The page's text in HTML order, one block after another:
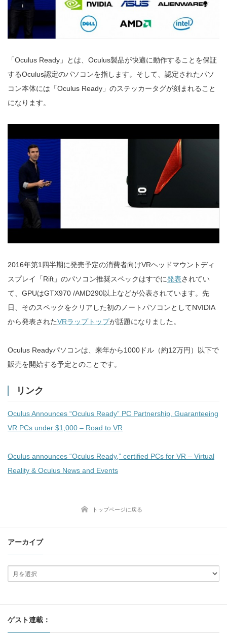
「Oculus Ready」とは、Oculus製品が快適に動作することを保証
するOculus認定のパソコンを指します。そして、認定されたパソ
コン本体には「Oculus Ready」のステッカータグが刻まれること
になります。
2016年第1四半期に発売予定の消費者向けVRヘッドマウントディ
スプレイ「Rift」のパソコン推奨スペックはすでに発表されてい
て、GPUはGTX970 /AMD290以上などが公表されています。先
日、そのスペックをクリアした初のノートパソコンとしてNVIDIA
から発表されたVRラップトップが話題になりました。
Oculus Readyパソコンは、来年から1000ドル（約12万円）以下で
販売を開始する予定とのことです。
リンク
Oculus Announces “Oculus Ready” PC Partnership, Guaranteeing
VR PCs under $1,000 – Road to VR
Oculus announces “Oculus Ready,” certified PCs for VR – Virtual
Reality & Oculus News and Events
トップページに戻る
アーカイブ
ゲスト連載：